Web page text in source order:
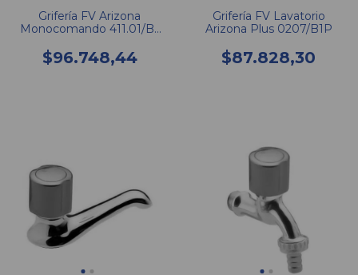
Grifería FV Arizona
Monocomando 411.01/B1
$96.748,44
Grifería FV Lavatorio
Arizona Plus 0207/B1P
$87.828,30